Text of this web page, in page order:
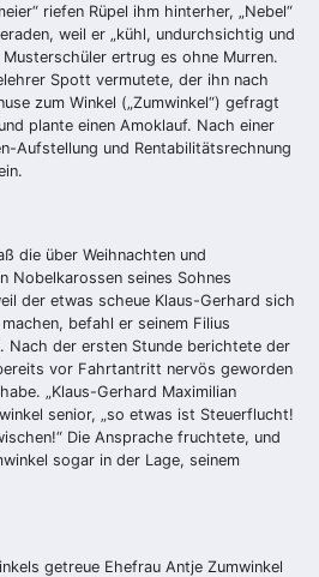
riefen Rüpel ihm hinterher, „Nebel“
weil er „kühl, undurchsichtig und
ertrug es ohne Murren.
Spott vermutete, der ihn nach
zum Winkel („Zumwinkel“) gefragt
plante einen Amoklauf. Nach einer
Aufstellung und Rentabilitätsrechnung
die über Weihnachten und
Nobelkarossen seines Sohnes
der etwas scheue Klaus-Gerhard sich
befahl er seinem Filius
Nach der ersten Stunde berichtete der
vor Fahrtantritt nervös geworden
„Klaus-Gerhard Maximilian
senior, „so etwas ist Steuerflucht!
Die Ansprache fruchtete, und
sogar in der Lage, seinem
getreue Ehefrau Antje Zumwinkel